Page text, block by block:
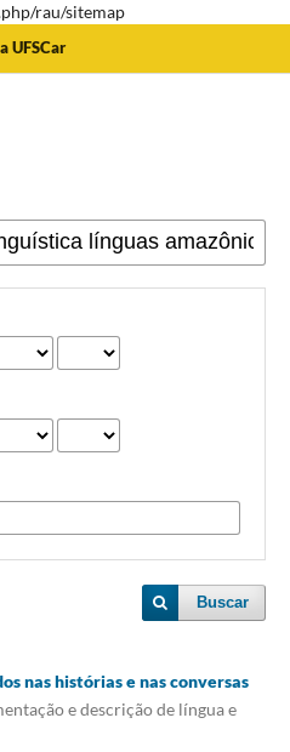
rau/sitemap
UFSCar
Buscar
nas histórias e nas conversas
e descrição de língua e